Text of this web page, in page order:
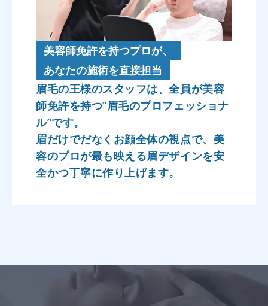
美容師免許を持つプロが、
あなたの施術を直接担当
眉毛の王様のスタッフは、全員が美容
師免許を持つ”眉毛のプロフェッショナ
ル”です。
眉だけでだなくお顔全体の視点で、美
容のプロが最も映える眉デザインを安
全かつ丁寧に作り上げます。